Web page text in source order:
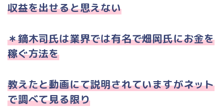
収益を出せると思えない
＊鏑木司氏は業界では有名で畑岡氏にお金を
稼ぐ方法を
教えたと動画にて説明されていますがネット
で調べて見る限り